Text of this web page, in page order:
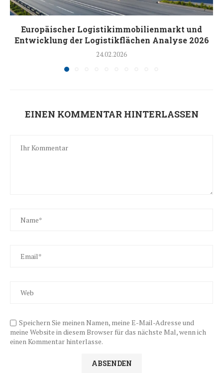
Europäischer Logistikimmobilienmarkt und
Entwicklung der Logistikflächen Analyse 2026
24.02.2026
EINEN KOMMENTAR HINTERLASSEN
Speichern Sie meinen Namen, meine E-Mail-Adresse und
meine Website in diesem Browser für das nächste Mal, wenn ich
einen Kommentar hinterlasse.